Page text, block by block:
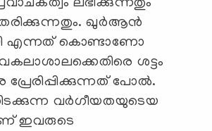
ലഭിക്കുന്നതും
ഖുര്‍ആന്‍
എന്നത് കൊണ്ടാണോ
ശട്ടം
പ്രേരിപ്പിക്കുന്നത് പോല്‍.
വര്‍ഗീയതയുടെയ
ഇവരുടെ